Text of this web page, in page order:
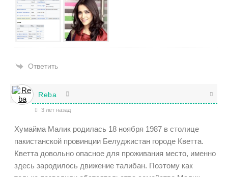
Ответить
Reba
3 лет назад
Хумайма Малик родилась 18 ноября 1987 в столице
пакистанской провинции Белуджистан городе Кветта.
Кветта довольно опасное для проживания место, именно
здесь зародилось движение талибан. Поэтому как